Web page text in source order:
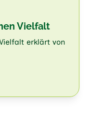
Vielfalt
erklärt von